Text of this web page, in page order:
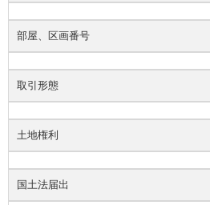
部屋、区画番号
取引形態
土地権利
国土法届出